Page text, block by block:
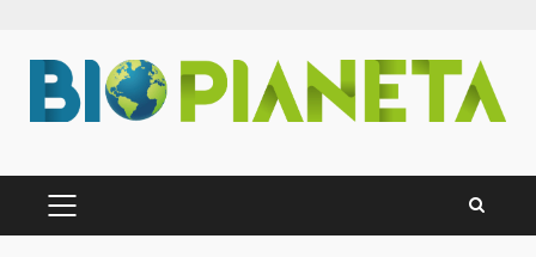
Inhalt
springen
PRIMÄRES
MENÜ